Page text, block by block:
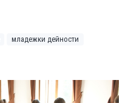
младежки дейности